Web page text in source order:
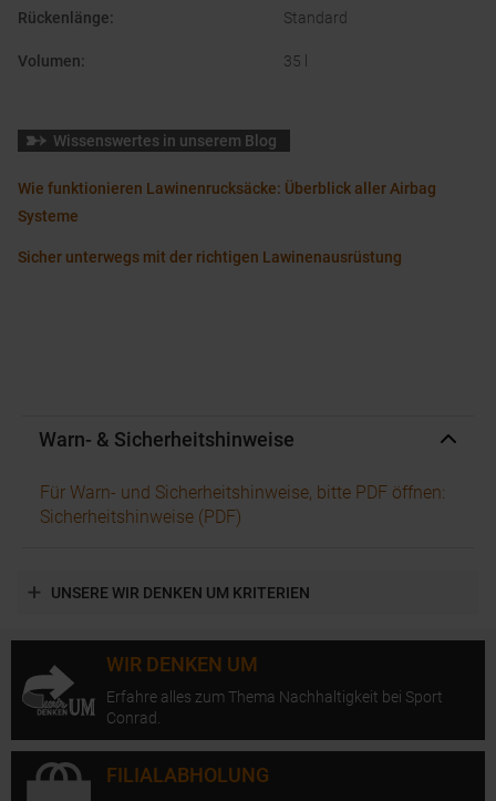
Rückenlänge: Standard
Volumen: 35 l
Wissenswertes in unserem Blog
Wie funktionieren Lawinenrucksäcke: Überblick aller Airbag
Systeme
Sicher unterwegs mit der richtigen Lawinenausrüstung
Warn- & Sicherheitshinweise
Für Warn- und Sicherheitshinweise, bitte PDF öffnen:
Sicherheitshinweise (PDF)
UNSERE WIR DENKEN UM KRITERIEN
WIR DENKEN UM
Erfahre alles zum Thema Nachhaltigkeit bei Sport
Conrad.
FILIALABHOLUNG